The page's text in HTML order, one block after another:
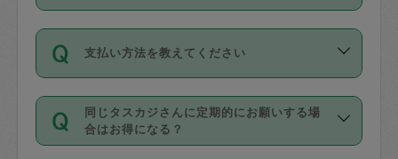
利用ください。機能をご利用いただくに
の上事前申請することが必要です。な
お、3時間を下回っても、値引き等はござ
いません。
11種類の価格帯の中からタスカジさん自
身が価格を選んで設定しています。
タスカジさんの価格設定には最初は制限
があり、レビュー件数、レビューの平均
値、などで除々に設定可能な最高額が上
がっていく仕組みになっています。
支払い方法を教えてください
お支払方法はクレジットカード（Visa／
Master／JCB／AMERICAN EXPRESS／
Diners Club）のみとなります。
同じタスカジさんに定期的にお願いする場
合はお得になる？